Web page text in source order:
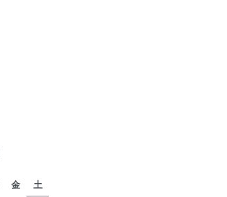
金
土